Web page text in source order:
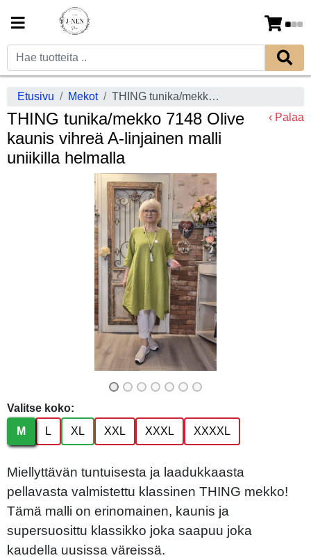
Etusivu Mekot THING tunika/mekko 7148 Olive kaunis vihreä A-linjainen malli uniikilla helmalla
THING tunika/mekko 7148 Olive
kaunis vihreä A-linjainen malli
uniikilla helmalla
‹ Palaa
Valitse koko:
M
L XL XXL XXXL XXXXL
Miellyttävän tuntuisesta ja laadukkaasta
pellavasta valmistettu klassinen THING mekko!
Tämä malli on erinomainen, kaunis ja
supersuosittu klassikko joka saapuu joka
kaudella uusissa väreissä.